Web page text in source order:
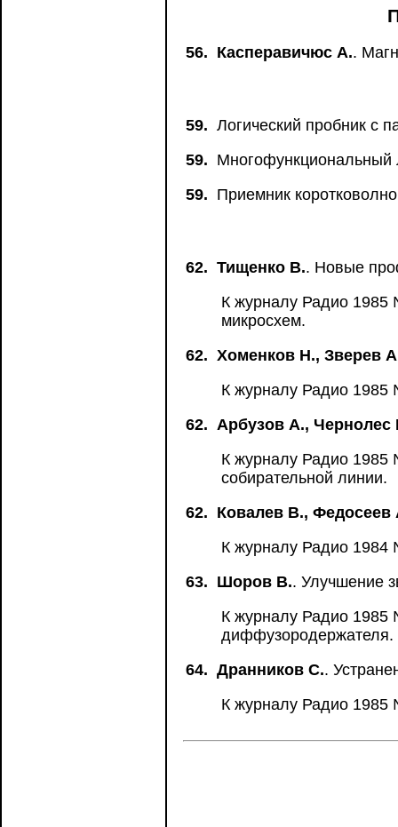
56. Касперавичюс А..
59. Логический пробник с
59. Многофункциональный
59. Приемник
62. Тищенко В.. Новые
К журналу Радио 1985
микросхем.
62. Хоменков Н., Зверев
К журналу Радио
62. Арбузов А., Чернолес
К журналу Радио 1985
собирательной линии.
62. Ковалев В., Федосеев
К журналу Радио 1984
63. Шоров В.. Улучшение
К журналу Радио 1985
диффузородержателя.
64. Дранников С..
К журналу Радио 1985